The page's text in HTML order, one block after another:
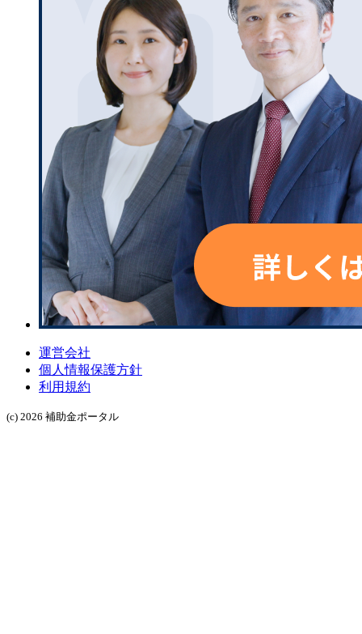
運営会社
個人情報保護方針
利用規約
(c) 2026 補助金ポータル